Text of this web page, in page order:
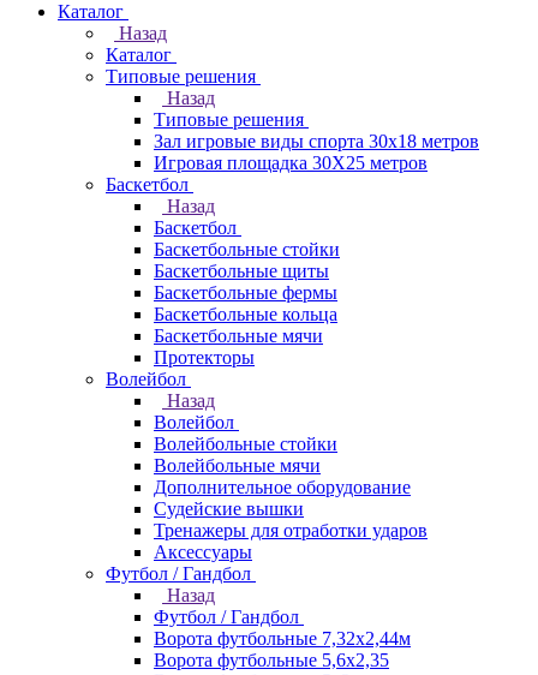
Каталог
Назад
Каталог
Типовые решения
Назад
Типовые решения
Зал игровые виды спорта 30x18 метров
Игровая площадка 30Х25 метров
Баскетбол
Назад
Баскетбол
Баскетбольные стойки
Баскетбольные щиты
Баскетбольные фермы
Баскетбольные кольца
Баскетбольные мячи
Протекторы
Волейбол
Назад
Волейбол
Волейбольные стойки
Волейбольные мячи
Дополнительное оборудование
Судейские вышки
Тренажеры для отработки ударов
Аксессуары
Футбол / Гандбол
Назад
Футбол / Гандбол
Ворота футбольные 7,32х2,44м
Ворота футбольные 5,6х2,35